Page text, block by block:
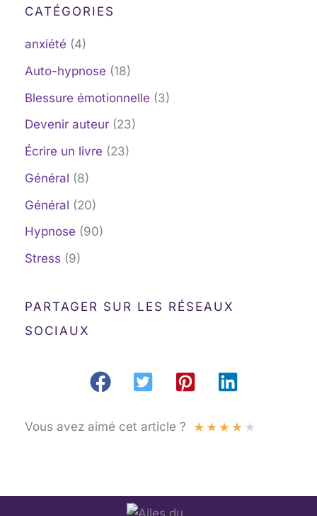
CATÉGORIES
anxiété (4)
Auto-hypnose (18)
Blessure émotionnelle (3)
Devenir auteur (23)
Écrire un livre (23)
Général (8)
Général (20)
Hypnose (90)
Stress (9)
PARTAGER SUR LES RÉSEAUX
SOCIAUX
Vous avez aimé cet article ? ★★★★ ★